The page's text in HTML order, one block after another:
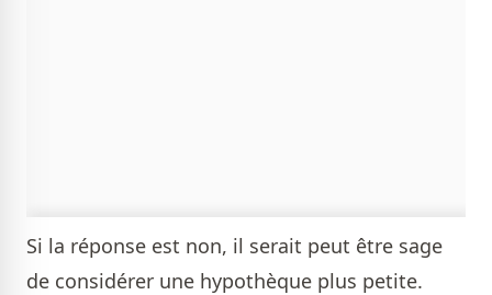
Si la réponse est non, il serait peut être sage
de considérer une hypothèque plus petite.